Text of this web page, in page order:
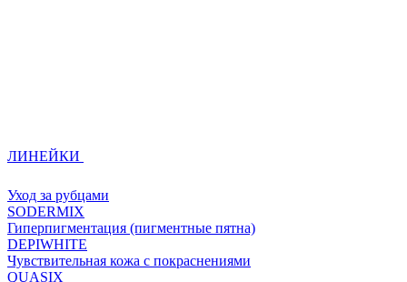
ЛИНЕЙКИ
Уход за рубцами
SODERMIX
Гиперпигментация (пигментные пятна)
DEPIWHITE
Чувствительная кожа с покраснениями
QUASIX